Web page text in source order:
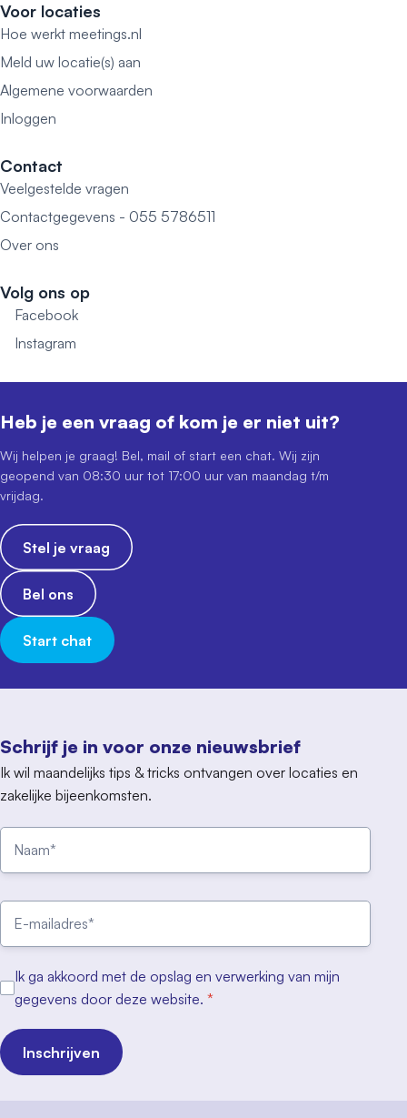
Voor locaties
Hoe werkt meetings.nl
Meld uw locatie(s) aan
Algemene voorwaarden
Inloggen
Contact
Veelgestelde vragen
Contactgegevens - 055 5786511
Over ons
Volg ons op
Facebook
Instagram
Schrijf je in voor onze nieuwsbrief
Ik wil maandelijks tips & tricks ontvangen over locaties en
zakelijke bijeenkomsten.
Ik ga akkoord met de opslag en verwerking van mijn
gegevens door deze website. *
Inschrijven
Heb je een vraag of kom je er niet uit?
Wij helpen je graag! Bel, mail of start een chat. Wij zijn
geopend van 08:30 uur tot 17:00 uur van maandag t/m
vrijdag.
Stel je vraag
Bel ons
Start chat